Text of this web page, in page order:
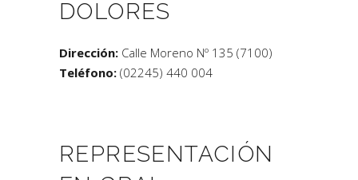
DOLORES
Dirección: Calle Moreno Nº 135 (7100)
Teléfono: (02245) 440 004
REPRESENTACIÓN